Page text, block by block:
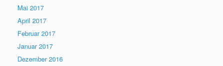
Mai 2017
April 2017
Februar 2017
Januar 2017
Dezember 2016